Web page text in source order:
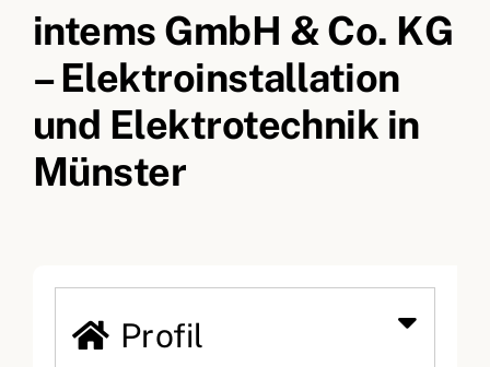
Fliesenrechner
Handwerker Ratgeber
Wir über uns
intems GmbH & Co. KG
– Elektroinstallation
und Elektrotechnik in
Münster
Profil